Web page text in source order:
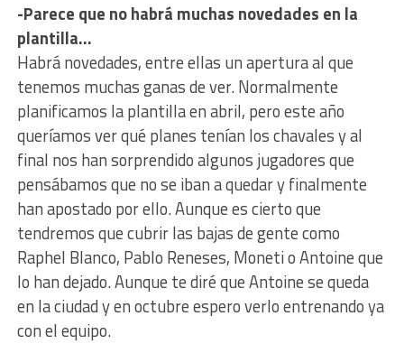
-Parece que no habrá muchas novedades en la
plantilla…
Habrá novedades, entre ellas un apertura al que
tenemos muchas ganas de ver. Normalmente
planificamos la plantilla en abril, pero este año
queríamos ver qué planes tenían los chavales y al
final nos han sorprendido algunos jugadores que
pensábamos que no se iban a quedar y finalmente
han apostado por ello. Aunque es cierto que
tendremos que cubrir las bajas de gente como
Raphel Blanco, Pablo Reneses, Moneti o Antoine que
lo han dejado. Aunque te diré que Antoine se queda
en la ciudad y en octubre espero verlo entrenando ya
con el equipo.